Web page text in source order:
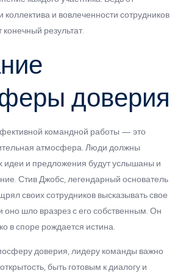
и вовлеченности сотрудников
результат.
доверия
командной работы — это
атмосфера. Люди должны
идеи и предложения будут услышаны и
Стив Джобс, легендарный основатель
своих сотрудников высказывать свое
оно шло вразрез с его собственным. Он
в споре рождается истина.
доверия, лидеру команды важно
быть готовым к диалогу и